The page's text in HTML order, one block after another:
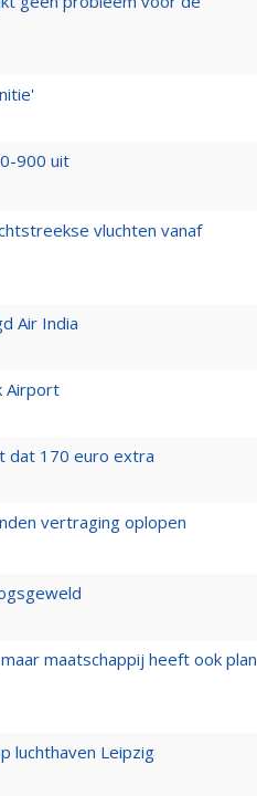
900 uit
vluchten vanaf
Air India
Airport
dat 170 euro extra
vertraging oplopen
maatschappij heeft ook plan
luchthaven Leipzig